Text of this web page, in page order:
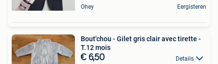
Ohey Eergisteren
Bout'chou - Gilet gris clair avec tirette -
T.12 mois
€ 6,50 Details